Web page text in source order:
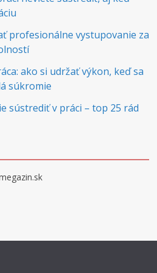
profesionálne vystupovanie za
ako si udržať výkon, keď sa
súkromie
sústrediť v práci – top 25 rád